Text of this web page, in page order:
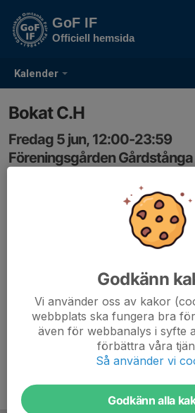
Kalender
GoF IF
Officiell hemsida
Bokat C.H
Fredag 5 jun, 12:00-23:59
Föreningsgården Gårdstånga
Mail 29/7 2025 Cathrine
Godkänn
Vi använder oss av kakor
webbplats ska fungera bra
även för webbanalys i syfte
förbättra våra
Så använder vi
Godkänn alla